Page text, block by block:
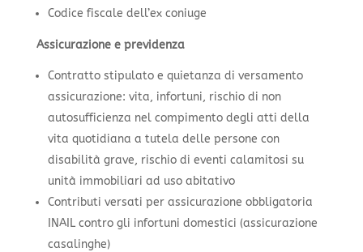
Codice fiscale dell’ex coniuge
Assicurazione e previdenza
Contratto stipulato e quietanza di versamento
assicurazione: vita, infortuni, rischio di non
autosufficienza nel compimento degli atti della
vita quotidiana a tutela delle persone con
disabilità grave, rischio di eventi calamitosi su
unità immobiliari ad uso abitativo
Contributi versati per assicurazione obbligatoria
INAIL contro gli infortuni domestici (assicurazione
casalinghe)